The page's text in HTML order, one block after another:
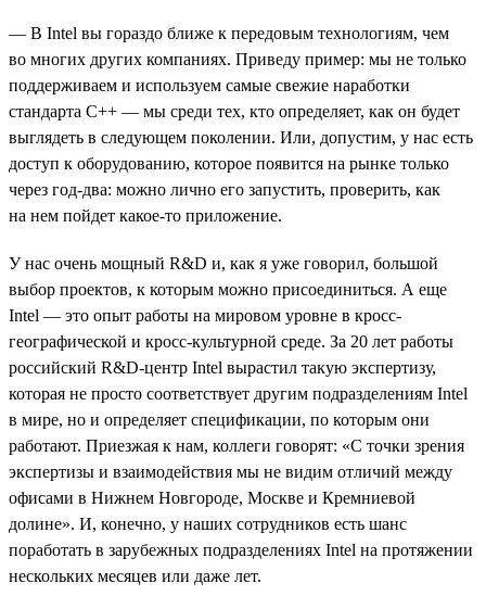
— В Intel вы гораздо ближе к передовым технологиям, чем
во многих других компаниях. Приведу пример: мы не только
поддерживаем и используем самые свежие наработки
стандарта С++ — мы среди тех, кто определяет, как он будет
выглядеть в следующем поколении. Или, допустим, у нас есть
доступ к оборудованию, которое появится на рынке только
через год-два: можно лично его запустить, проверить, как
на нем пойдет какое-то приложение.
У нас очень мощный R&D и, как я уже говорил, большой
выбор проектов, к которым можно присоединиться. А еще
Intel — это опыт работы на мировом уровне в кросс-
географической и кросс-культурной среде. За 20 лет работы
российский R&D-центр Intel вырастил такую экспертизу,
которая не просто соответствует другим подразделениям Intel
в мире, но и определяет спецификации, по которым они
работают. Приезжая к нам, коллеги говорят: «С точки зрения
экспертизы и взаимодействия мы не видим отличий между
офисами в Нижнем Новгороде, Москве и Кремниевой
долине». И, конечно, у наших сотрудников есть шанс
поработать в зарубежных подразделениях Intel на протяжении
нескольких месяцев или даже лет.